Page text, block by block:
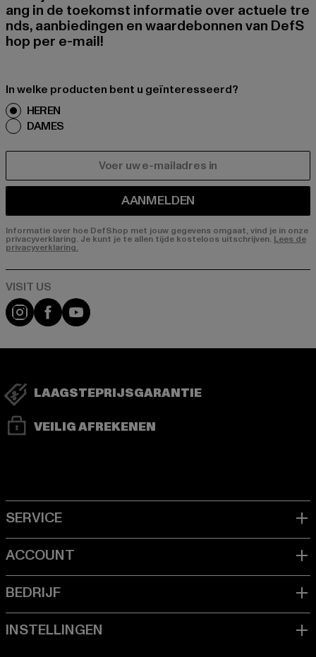
ang in de toekomst informatie over actuele tre
nds, aanbiedingen en waardebonnen van DefS
hop per e-mail!
In welke producten bent u geïnteresseerd?
HEREN
DAMES
AANMELDEN
Informatie over hoe DefShop met jouw gegevens omgaat, vind je in onze
privacyverklaring. Je kunt je te allen tijde kosteloos uitschrijven. Lees de
privacyverklaring.
Visit our Instagram page:
Visit our Facebook page:
Visit our YouTube channel:
LAAGSTEPRIJSGARANTIE
VEILIG AFREKENEN